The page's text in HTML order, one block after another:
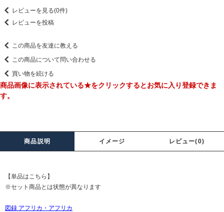
レビューを見る(0件)
レビューを投稿
この商品を友達に教える
この商品について問い合わせる
買い物を続ける
商品画像に表示されている★をクリックするとお気に入り登録できま
す。
商品説明 イメージ レビュー(0)
【単品はこちら】
※セット商品とは状態が異なります
図録 アフリカ・アフリカ